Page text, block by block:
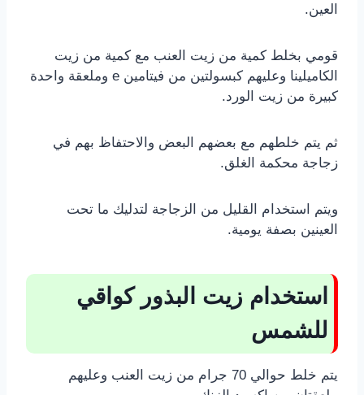
العين.
قومي بخلط كمية من زيت العنب مع كمية من زيت
الكاميلينا وعليهم كبسولتين من فيتامين e وملعقة واحدة
كبيرة من زيت الورد.
ثم يتم خلطهم مع بعضهم البعض والاحتفاظ بهم في
زجاجة محكمة الغلق.
ويتم استخدام القليل من الزجاجة لتدليك ما تحت
العينين بصفة يومية.
استخدام زيت البذور كواقي
للشمس
يتم خلط حوالي 70 جرام من زيت العنب وعليهم